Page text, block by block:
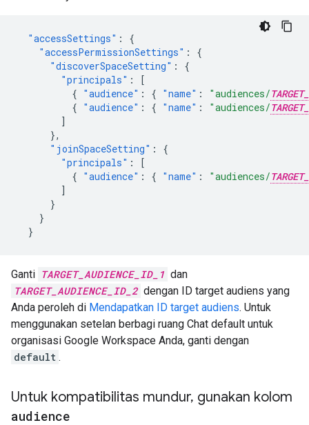
"accessSettings" :
{
"accessPermissionSettings" :
{
"discoverSpaceSetting" :
{
"principals" :
[
{ "audience" : { "name" : "audiences/
{ "audience" : { "name" : "audiences/
]
},
"joinSpaceSetting" :
{
"principals" :
[
{ "audience" : { "name" : "audiences/
]
}
}
}
Ganti TARGET_AUDIENCE_ID_1 dan
TARGET_AUDIENCE_ID_2 dengan ID target audiens yang
Anda peroleh di Mendapatkan ID target audiens. Untuk
menggunakan setelan berbagi ruang Chat default untuk
organisasi Google Workspace Anda, ganti dengan
default .
Untuk kompatibilitas mundur, gunakan kolom
audience